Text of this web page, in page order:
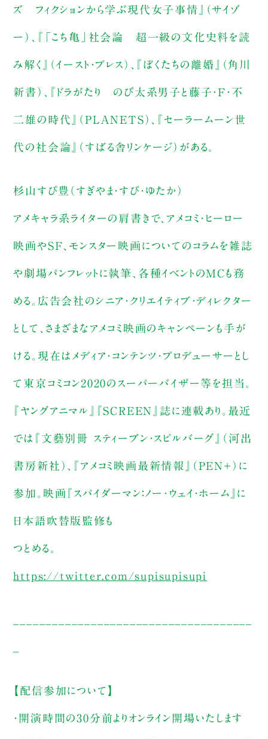
ズ フィクションから学ぶ現代女子事情』（サイゾ
ー）、『「こち亀」社会論 超一級の文化史料を読
み解く』（イースト・プレス）、『ぼくたちの離婚』（角川
新書）、『ドラがたり のび太系男子と藤子・F・不
二雄の時代』（PLANETS）、『セーラームーン世
代の社会論』（すばる舎リンケージ）がある。
杉山すぴ豊（すぎやま・すぴ・ゆたか）
アメキャラ系ライターの肩書きで、アメコミ・ヒーロー
映画やSF、モンスター映画についてのコラムを雑誌
や劇場パンフレットに執筆、各種イベントのMCも務
める。広告会社のシニア・クリエイティブ・ディレクター
として、さまざまなアメコミ映画のキャンペーンも手が
ける。現在はメディア・コンテンツ・プロデューサーとし
て東京コミコン2020のスーパーバイザー等を担当。
『ヤングアニマル』『SCREEN』誌に連載あり。最近
では『文藝別冊 スティーブン・スピルバーグ』（河出
書房新社）、『アメコミ映画最新情報』（PEN＋）に
参加。映画『スパイダーマン：ノー・ウェイ・ホーム』に
日本語吹替版監修も
つとめる。
https://twitter.com/supisupisupi
【配信参加について】
・開演時間の30分前よりオンライン開場いたします